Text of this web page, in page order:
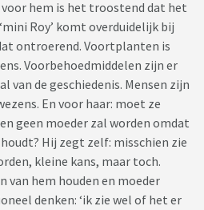
hem is het troostend dat het
Roy’ komt overduidelijk bij
ontroerend. Voortplanten is
Voorbehoedmiddelen zijn er
van de geschiedenis. Mensen zijn
En voor haar: moet ze
geen moeder zal worden omdat
Hij zegt zelf: misschien zie
kleine kans, maar toch.
van hem houden en moeder
denken: ‘ik zie wel of het er